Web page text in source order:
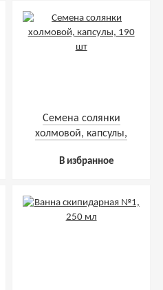
Семена солянки
холмовой, капсулы,
В избранное